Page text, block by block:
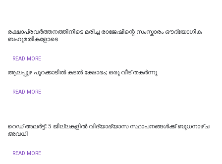
രക്ഷാപ്രവർത്തനത്തിനിടെ മരിച്ച രാജേഷിന്റെ സംസ്കാരം ഔദ്യോ​ഗിക
ബഹുമതികളോടെ
READ MORE
ആലപ്പുഴ പുറക്കാടിൽ കടൽ ക്ഷോഭം; ഒരു വീട് തകർന്നു
READ MORE
റെഡ് അലർട്ട്: 5 ജില്ലകളിൽ വിദ്യാഭ്യാസ സ്ഥാപനങ്ങൾക്ക് ബുധനാഴ്ച
അവധി
READ MORE